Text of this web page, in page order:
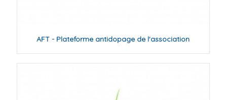
AFT - Plateforme antidopage de l'association